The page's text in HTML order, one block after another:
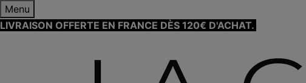
Menu
LIVRAISON OFFERTE EN FRANCE DÈS 120€ D'ACHAT.